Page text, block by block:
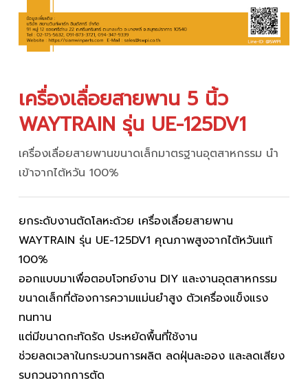
เครื่องเลื่อยสายพาน 5 นิ้ว
WAYTRAIN รุ่น UE-125DV1
เครื่องเลื่อยสายพานขนาดเล็กมาตรฐานอุตสาหกรรม นำ
เข้าจากไต้หวัน 100%
ยกระดับงานตัดโลหะด้วย เครื่องเลื่อยสายพาน
WAYTRAIN รุ่น UE-125DV1 คุณภาพสูงจากไต้หวันแท้
100%
ออกแบบมาเพื่อตอบโจทย์งาน DIY และงานอุตสาหกรรม
ขนาดเล็กที่ต้องการความแม่นยำสูง ตัวเครื่องแข็งแรง
ทนทาน
แต่มีขนาดกะทัดรัด ประหยัดพื้นที่ใช้งาน
ช่วยลดเวลาในกระบวนการผลิต ลดฝุ่นละออง และลดเสียง
รบกวนจากการตัด